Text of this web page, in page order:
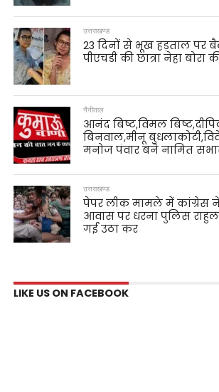
उत्तराखण्ड
23 दिनों से भूख हड़ताल पर
पीएचडी की छात्रा नेहा बोरा
नैनीताल
आनंद बिष्ट,विमल
बिनवाल,मीनू
मनोज पंवार बने नामित
उत्तराखण्ड
पेपर लीक मामले में कांग्रेस ने
आवास पर धरना पुलिस
गई उठा कर
LIKE US ON FACEBOOK